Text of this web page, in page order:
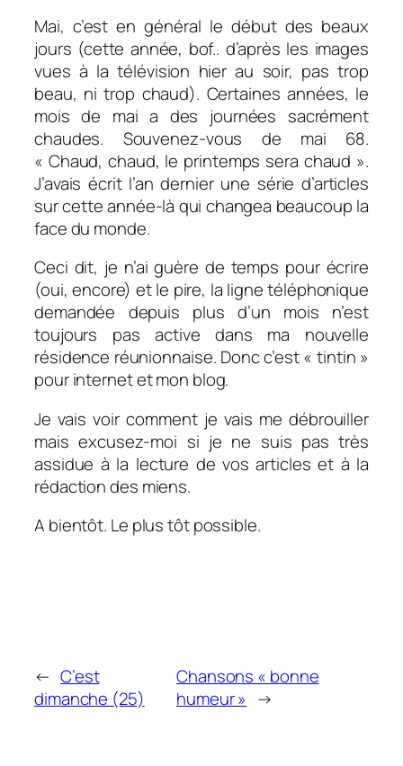
Mai, c’est en général le début des beaux
jours (cette année, bof.. d’après les images
vues à la télévision hier au soir, pas trop
beau, ni trop chaud). Certaines années, le
mois de mai a des journées sacrément
chaudes. Souvenez-vous de mai 68.
« Chaud, chaud, le printemps sera chaud ».
J’avais écrit l’an dernier une série d’articles
sur cette année-là qui changea beaucoup la
face du monde.
Ceci dit, je n’ai guère de temps pour écrire
(oui, encore) et le pire, la ligne téléphonique
demandée depuis plus d’un mois n’est
toujours pas active dans ma nouvelle
résidence réunionnaise. Donc c’est « tintin »
pour internet et mon blog.
Je vais voir comment je vais me débrouiller
mais excusez-moi si je ne suis pas très
assidue à la lecture de vos articles et à la
rédaction des miens.
A bientôt. Le plus tôt possible.
← C’est
dimanche (25)
Chansons « bonne
humeur » →